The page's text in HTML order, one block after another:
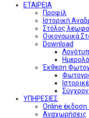
ΕΤΑΙΡΕΙΑ
Προφίλ
Ιστορική
Στόλος
Οικονομικά
Download
Έκθεση
ΥΠΗΡΕΣΙΕΣ
Online έκδοση
Αναχωρήσεις